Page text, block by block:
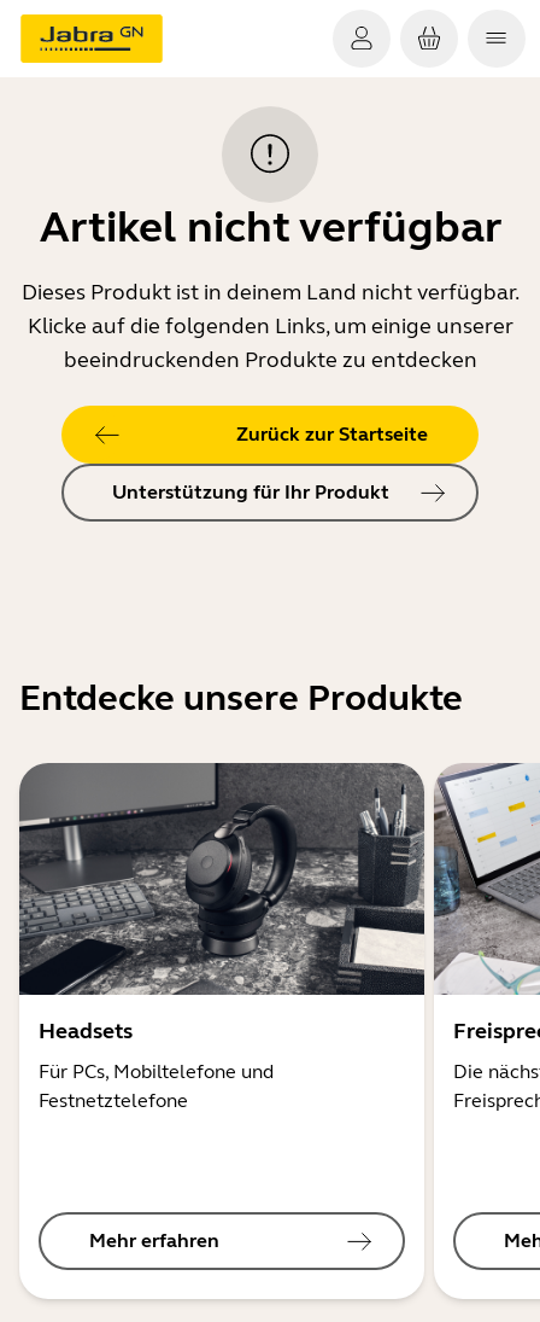
Artikel nicht verfügbar
Dieses Produkt ist in deinem Land nicht verfügbar.
Klicke auf die folgenden Links, um einige unserer
beeindruckenden Produkte zu entdecken
Zurück zur Startseite
Unterstützung für Ihr Produkt
Entdecke unsere Produkte
Headsets
Für PCs, Mobiltelefone und
Festnetztelefone
Mehr erfahren
Die